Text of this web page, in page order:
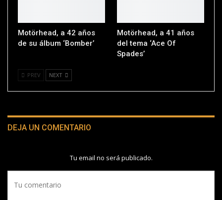
Motörhead, a 42 años
de su álbum ‘Bomber’
Motörhead, a 41 años
del tema ‘Ace Of
Spades’
PREV NEXT
DEJA UN COMENTARIO
Tu email no será publicado.